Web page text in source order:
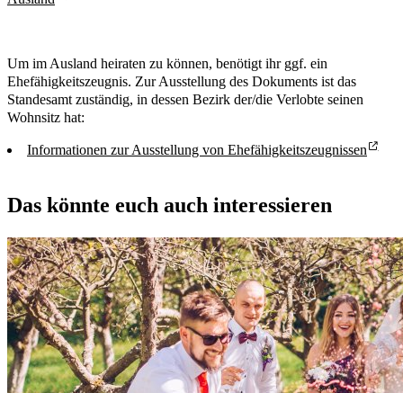
Um im Ausland heiraten zu können, benötigt ihr ggf. ein
Ehefähigkeitszeugnis. Zur Ausstellung des Dokuments ist das
Standesamt zuständig, in dessen Bezirk der/die Verlobte seinen
Wohnsitz hat:
Informationen zur Ausstellung von Ehefähigkeitszeugnissen
Das könnte euch auch interessieren